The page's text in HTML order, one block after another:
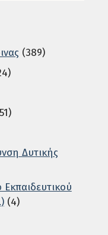
(389)
Δυτικής
(4)